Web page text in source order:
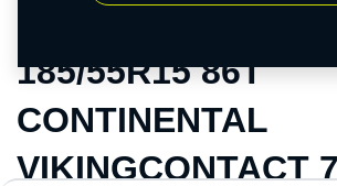
185/55R15 86T
CONTINENTAL
VIKINGCONTACT